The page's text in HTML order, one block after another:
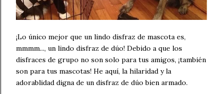
¡Lo único mejor que un lindo disfraz de mascota es,
mmmm..., un lindo disfraz de dúo! Debido a que los
disfraces de grupo no son solo para tus amigos, ¡también
son para tus mascotas! He aquí, la hilaridad y la
adorablidad digna de un disfraz de dúo bien armado.